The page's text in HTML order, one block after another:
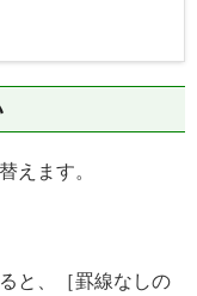
えます。
と、［罫線なしの